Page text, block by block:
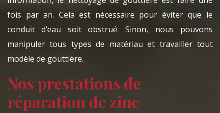
fois par an. Cela est nécessaire pour éviter que le
conduit d’eau soit obstrué. Sinon, nous pouvons
manipuler tous types de matériau et travailler tout
modèle de gouttière.
Nos prestations de
réparation de zinc